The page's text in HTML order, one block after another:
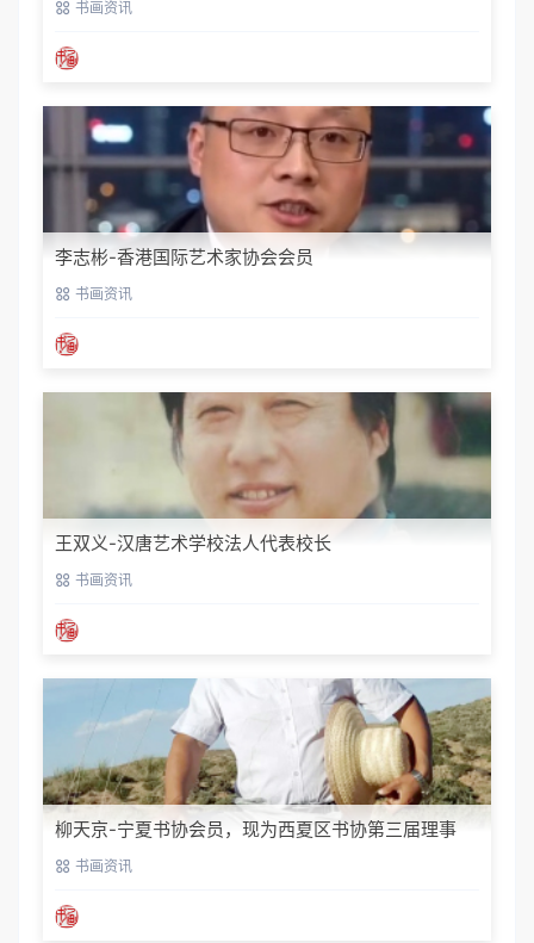
书画资讯
李志彬-香港国际艺术家协会会员
书画资讯
王双义-汉唐艺术学校法人代表校长
书画资讯
柳天京-宁夏书协会员，现为西夏区书协第三届理事
书画资讯